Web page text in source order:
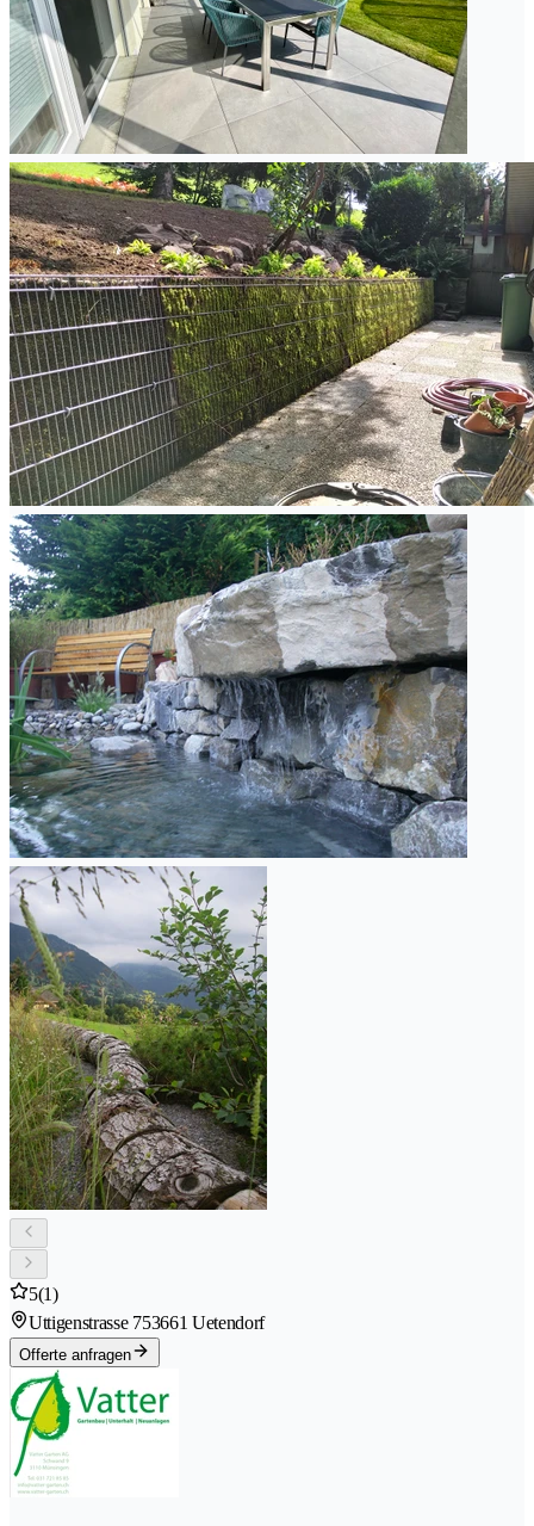
5(1)
Uttigenstrasse 753661 Uetendorf
Offerte anfragen